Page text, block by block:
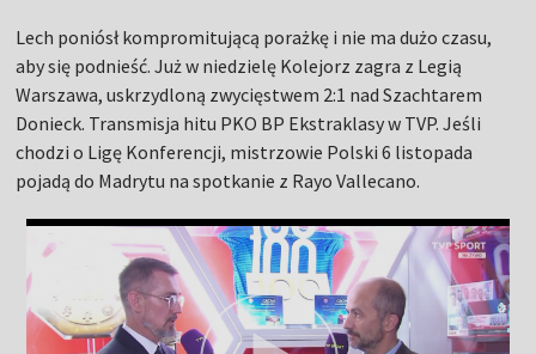
Lech poniósł kompromitującą porażkę i nie ma dużo czasu,
aby się podnieść. Już w niedzielę Kolejorz zagra z Legią
Warszawa, uskrzydloną zwycięstwem 2:1 nad Szachtarem
Donieck. Transmisja hitu PKO BP Ekstraklasy w TVP. Jeśli
chodzi o Ligę Konferencji, mistrzowie Polski 6 listopada
pojadą do Madrytu na spotkanie z Rayo Vallecano.